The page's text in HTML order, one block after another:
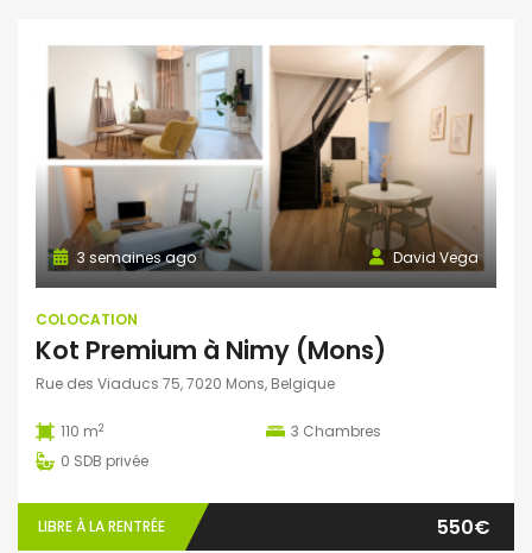
David Vega
3 semaines ago
COLOCATION
Kot Premium à Nimy (Mons)
Rue des Viaducs 75, 7020 Mons, Belgique
110 m2 3 Chambres
0 SDB privée
LIBRE À LA RENTRÉE 550€